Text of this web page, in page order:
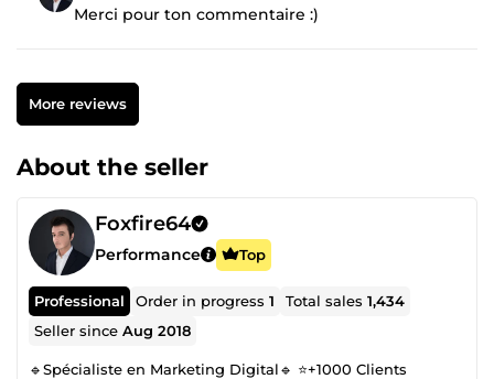
Merci pour ton commentaire :)
More reviews
About the seller
Foxfire64
Performance Top
Professional Order in progress1 Total sales1,434
Seller sinceAug 2018
🔹Spécialiste en Marketing Digital🔹 ⭐+1000 Clients